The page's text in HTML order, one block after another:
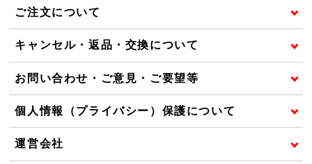
ご注文について
キャンセル・返品・交換について
お問い合わせ・ご意見・ご要望等
個人情報（プライバシー）保護について
運営会社